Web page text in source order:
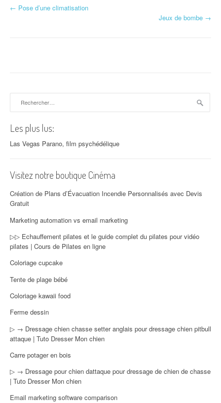
Navigation d'article
← Pose d’une climatisation
Jeux de bombe →
Les plus lus:
Las Vegas Parano, film psychédélique
Visitez notre boutique Cinéma
Création de Plans d’Évacuation Incendie Personnalisés avec Devis
Gratuit
Marketing automation vs email marketing
▷▷ Echauffement pilates et le guide complet du pilates pour vidéo
pilates | Cours de Pilates en ligne
Coloriage cupcake
Tente de plage bébé
Coloriage kawaii food
Ferme dessin
▷ → Dressage chien chasse setter anglais pour dressage chien pitbull
attaque | Tuto Dresser Mon chien
Carre potager en bois
▷ → Dressage pour chien dattaque pour dressage de chien de chasse
| Tuto Dresser Mon chien
Email marketing software comparison